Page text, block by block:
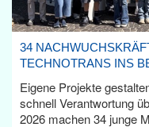
34
TECHNOTRANS INS
Eigene Projekte
schnell Verantwortung
2026 machen 34 junge